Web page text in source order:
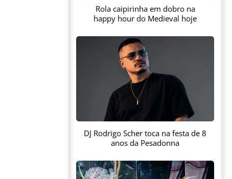
Rola caipirinha em dobro na
happy hour do Medieval hoje
DJ Rodrigo Scher toca na festa de 8
anos da Pesadonna